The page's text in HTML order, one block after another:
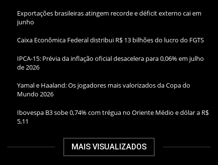
Exportações brasileiras atingem recorde e déficit externo cai em
junho
Caixa Econômica Federal distribui R$ 13 bilhões do lucro do FGTS
IPCA-15: Prévia da inflação oficial desacelera para 0,06% em julho
de 2026
Yamal e Haaland: Os jogadores mais valorizados da Copa do
Mundo 2026
Ibovespa B3 sobe 0,74% com trégua no Oriente Médio e dólar a R$
5,11
MAIS VISUALIZADOS